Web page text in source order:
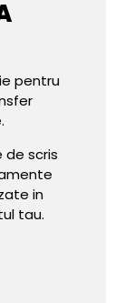
pentru
de scris
in
tau.